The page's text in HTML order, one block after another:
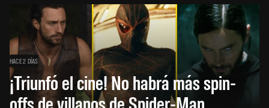
HACE 2 DÍAS
¡Triunfó el cine! No habrá más spin-
offs de villanos de Spider-Man